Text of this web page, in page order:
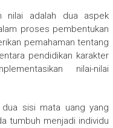
nilai adalah dua aspek
proses pembentukan
pemahaman tentang
pendidikan karakter
nilai-nilai
sisi mata uang yang
tumbuh menjadi individu